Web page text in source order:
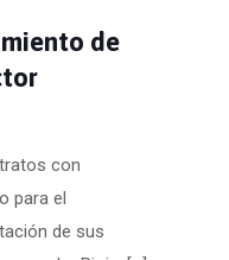
de
con
para el
de sus